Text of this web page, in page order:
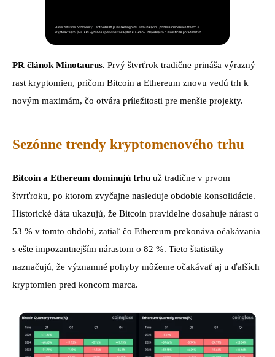
PR článok Minotaurus. Prvý štvrťrok tradične prináša výrazný
rast kryptomien, pričom Bitcoin a Ethereum znovu vedú trh k
novým maximám, čo otvára príležitosti pre menšie projekty.
Sezónne trendy kryptomenového trhu
Bitcoin a Ethereum dominujú trhu už tradične v prvom
štvrťroku, po ktorom zvyčajne nasleduje obdobie konsolidácie.
Historické dáta ukazujú, že Bitcoin pravidelne dosahuje nárast o
53 % v tomto období, zatiaľ čo Ethereum prekonáva očakávania
s ešte impozantnejším nárastom o 82 %. Tieto štatistiky
naznačujú, že významné pohyby môžeme očakávať aj u ďalších
kryptomien pred koncom marca.